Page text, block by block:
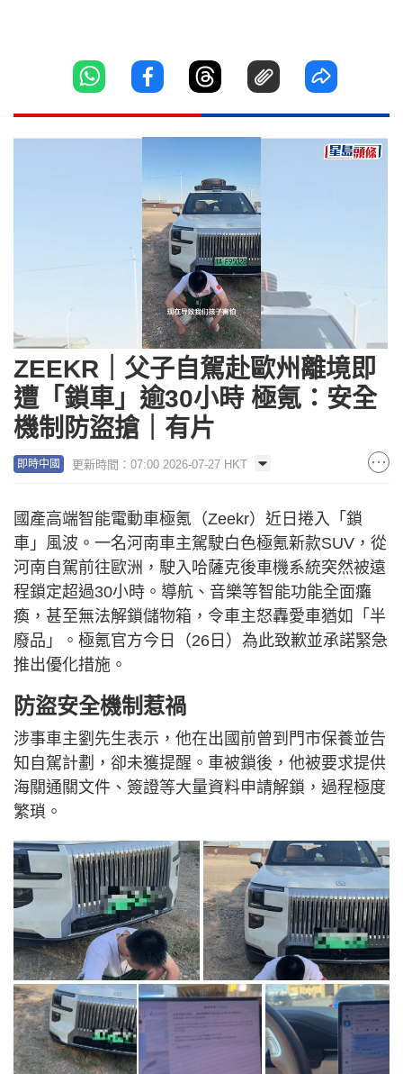
Unmute Loaded:
98.29%
ZEEKR｜父子自駕赴歐州離境即
遭「鎖車」逾30小時 極氪：安全
機制防盜搶｜有片
即時中國 更新時間：07:00 2026-07-27 HKT
國產高端智能電動車極氪（Zeekr）近日捲入「鎖
車」風波。一名河南車主駕駛白色極氪新款SUV，從
河南自駕前往歐洲，駛入哈薩克後車機系統突然被遠
程鎖定超過30小時。導航、音樂等智能功能全面癱
瘓，甚至無法解鎖儲物箱，令車主怒轟愛車猶如「半
廢品」。極氪官方今日（26日）為此致歉並承諾緊急
推出優化措施。
防盜安全機制惹禍
涉事車主劉先生表示，他在出國前曾到門市保養並告
知自駕計劃，卻未獲提醒。車被鎖後，他被要求提供
海關通關文件、簽證等大量資料申請解鎖，過程極度
繁瑣。